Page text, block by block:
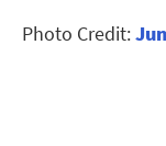
Photo Credit: